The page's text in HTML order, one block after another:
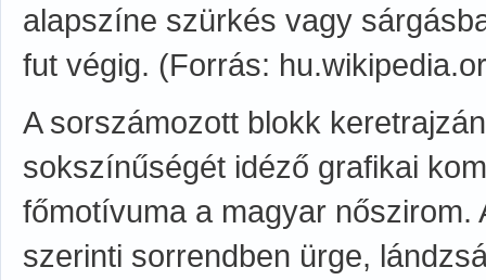
alapszíne szürkés vagy
fut végig. (Forrás:
A sorszámozott blokk
sokszínűségét idéző grafikai
főmotívuma a magyar
szerinti sorrendben ürge,